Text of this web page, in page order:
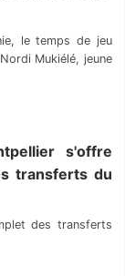
le temps de jeu
Mukiélé, jeune
s'offre
transferts du
des transferts